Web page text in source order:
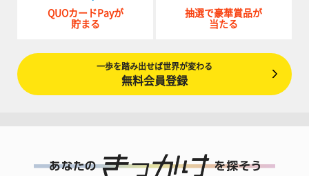
QUOカードPayが
貯まる
抽選で豪華賞品が
当たる
一歩を踏み出せば世界が変わる
無料会員登録